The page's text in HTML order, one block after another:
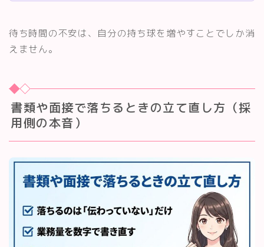
待ち時間の不安は、自分の持ち球を増やすことでしか消
えません。
書類や面接で落ちるときの立て直し方（採
用側の本音）